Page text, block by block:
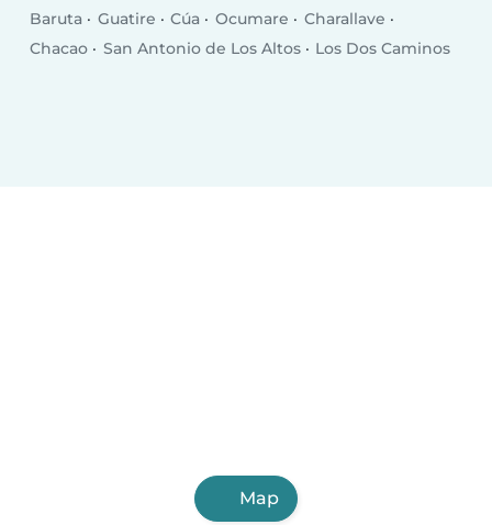
Baruta
Guatire Cúa Ocumare
Charallave
Chacao
San Antonio de Los Altos Los Dos Caminos
Map